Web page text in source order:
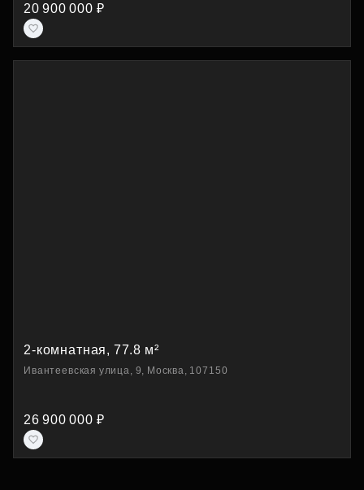
20 900 000 ₽
2-комнатная, 77.8 м²
Ивантеевская улица, 9, Москва, 107150
26 900 000 ₽